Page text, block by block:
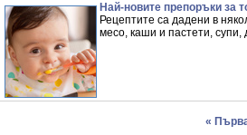
Най-новите препоръки за
Рецептите са дадени в
месо, каши и пастети,
«